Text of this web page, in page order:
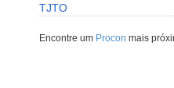
TJTO
Encontre um Procon mais